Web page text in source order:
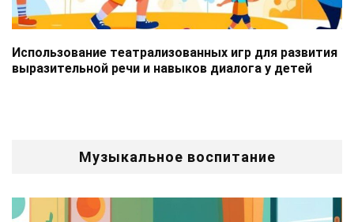
Использование театрализованных игр для развития
выразительной речи и навыков диалога у детей
Музыкальное воспитание